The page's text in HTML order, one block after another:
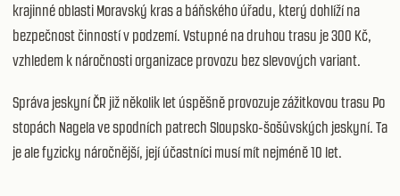
krajinné oblasti Moravský kras a báňského úřadu, který dohlíží na
bezpečnost činností v podzemí. Vstupné na druhou trasu je 300 Kč,
vzhledem k náročnosti organizace provozu bez slevových variant.
Správa jeskyní ČR již několik let úspěšně provozuje zážitkovou trasu Po
stopách Nagela ve spodních patrech Sloupsko-šošůvských jeskyní. Ta
je ale fyzicky náročnější, její účastníci musí mít nejméně 10 let.